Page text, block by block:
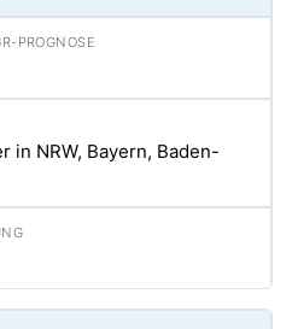
in NRW, Bayern, Baden-